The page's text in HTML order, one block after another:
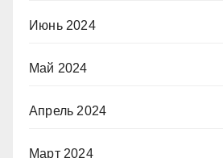
Июнь 2024
Май 2024
Апрель 2024
Март 2024